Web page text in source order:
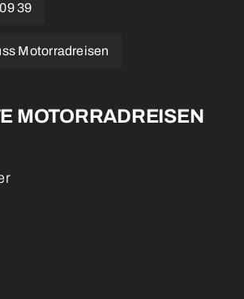
39
Motorradreisen
MOTORRADREISEN